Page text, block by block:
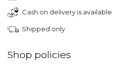
Cash on delivery is available
Shipped only
Shop policies